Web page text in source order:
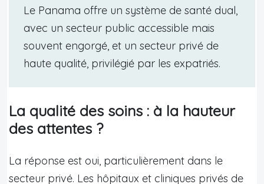
Le Panama offre un système de santé dual,
avec un secteur public accessible mais
souvent engorgé, et un secteur privé de
haute qualité, privilégié par les expatriés.
La qualité des soins : à la hauteur
des attentes ?
La réponse est oui, particulièrement dans le
secteur privé. Les hôpitaux et cliniques privés de